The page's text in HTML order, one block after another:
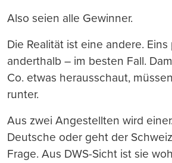
Also seien alle Gewinner.
Die Realität ist eine andere.
anderthalb – im besten Fall.
Co. etwas herausschaut,
runter.
Aus zwei Angestellten wird
Deutsche oder geht der
Frage. Aus DWS-Sicht ist sie